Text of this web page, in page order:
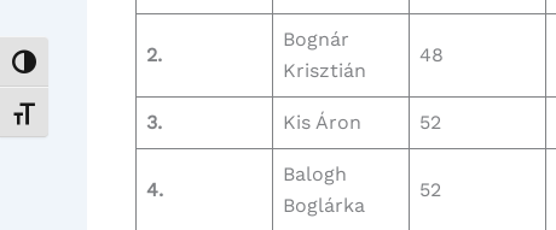
Nagy kontraszt váltása
Betűméret váltása
2.
Bognár
Krisztián
48
3. Kis Áron 52
4.
Balogh
Boglárka
52